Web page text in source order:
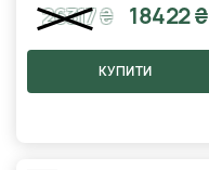
26317₴ 18422 ₴
КУПИТИ